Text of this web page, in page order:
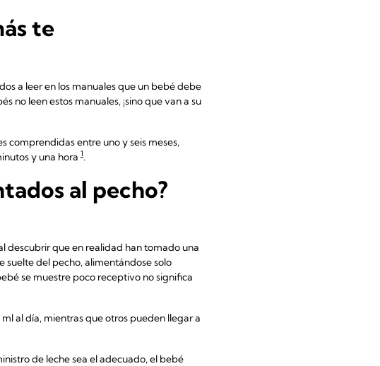
te
a leer en los manuales que un bebé debe
no leen estos manuales, ¡sino que van a su
comprendidas entre uno y seis meses,
y una hora 1.
al pecho?
descubrir que en realidad han tomado una
suelte del pecho, alimentándose solo
se muestre poco receptivo no significa
al día, mientras que otros pueden llegar a
de leche sea el adecuado, el bebé